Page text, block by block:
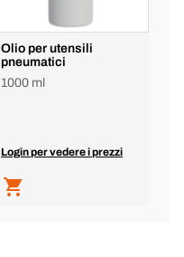
Olio per utensili
pneumatici
1000 ml
Login per vedere i prezzi